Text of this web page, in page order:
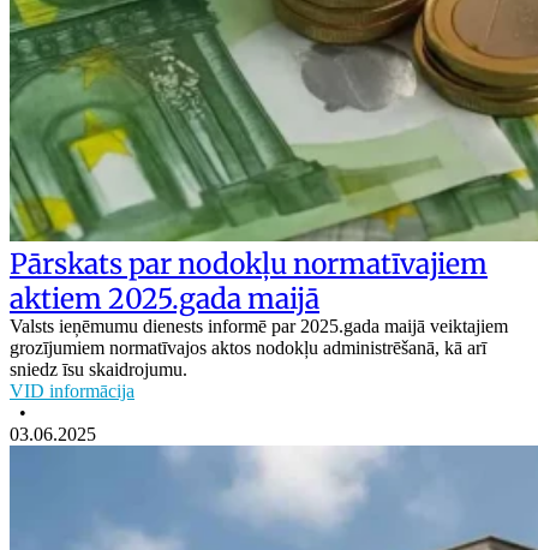
Pārskats par nodokļu normatīvajiem
aktiem 2025.gada maijā
Valsts ieņēmumu dienests informē par 2025.gada maijā veiktajiem
grozījumiem normatīvajos aktos nodokļu administrēšanā, kā arī
sniedz īsu skaidrojumu.
VID informācija
•
03.06.2025